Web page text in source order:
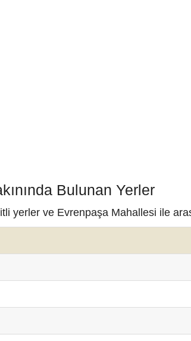
Bulunan Yerler
yerler ve Evrenpaşa Mahallesi ile